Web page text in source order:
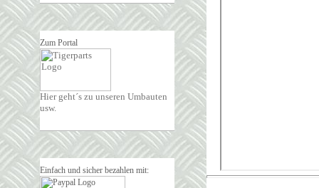
Zum Portal
Hier geht´s zu unseren Umbauten
usw.
Einfach und sicher bezahlen mit: